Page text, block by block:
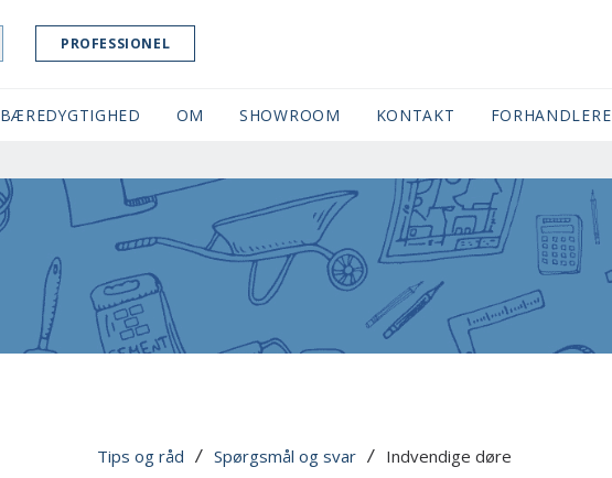
PROFESSIONEL
BÆREDYGTIGHED OM SHOWROOM (CURRENT)
KONTAKT FORHANDLERE
Tips og råd / Spørgsmål og svar / Indvendige døre